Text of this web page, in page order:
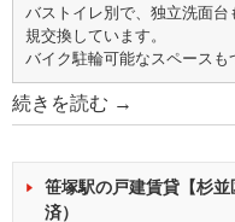
バストイレ別で、独立洗面
規交換しています。
バイク駐輪可能なスペースも
続きを読む →
笹塚駅の戸建賃貸【杉
済）